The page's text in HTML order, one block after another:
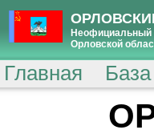
Неофициальный
Орловской
Главная